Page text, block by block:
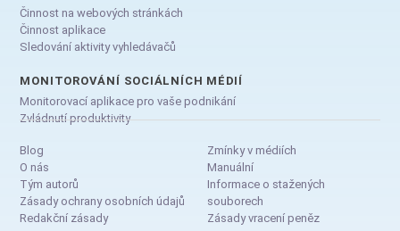
Činnost na webových stránkách
Činnost aplikace
Sledování aktivity vyhledávačů
MONITOROVÁNÍ SOCIÁLNÍCH MÉDIÍ
Monitorovací aplikace pro vaše podnikání
Zvládnutí produktivity
Blog
O nás
Tým autorů
Zásady ochrany osobních údajů
Redakční zásady
Zmínky v médiích
Manuální
Informace o stažených
souborech
Zásady vracení peněz